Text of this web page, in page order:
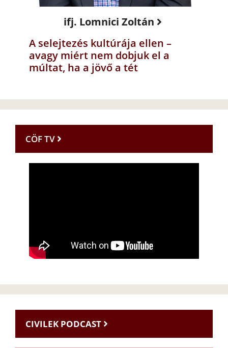
ifj. Lomnici Zoltán
A selejtezés kultúrája ellen –
avagy miért nem dobjuk el a
múltat, ha a jövő a tét
CÖF TV
CIVILEK PODCAST